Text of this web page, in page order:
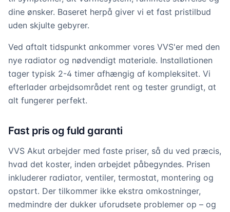
dine ønsker. Baseret herpå giver vi et fast pristilbud
uden skjulte gebyrer.
Ved aftalt tidspunkt ankommer vores VVS'er med den
nye radiator og nødvendigt materiale. Installationen
tager typisk 2-4 timer afhængig af kompleksitet. Vi
efterlader arbejdsområdet rent og tester grundigt, at
alt fungerer perfekt.
Fast pris og fuld garanti
VVS Akut arbejder med faste priser, så du ved præcis,
hvad det koster, inden arbejdet påbegyndes. Prisen
inkluderer radiator, ventiler, termostat, montering og
opstart. Der tilkommer ikke ekstra omkostninger,
medmindre der dukker uforudsete problemer op – og